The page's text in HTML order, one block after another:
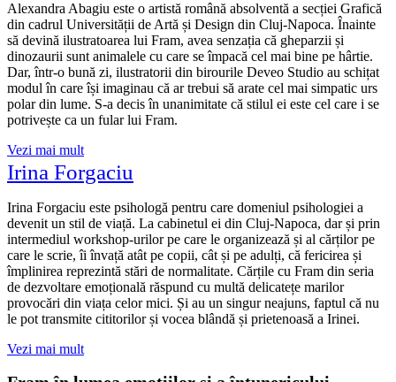
Alexandra Abagiu este o artistă română absolventă a secției Grafică
din cadrul Universității de Artă și Design din Cluj-Napoca. Înainte
să devină ilustratoarea lui Fram, avea senzația că gheparzii și
dinozaurii sunt animalele cu care se împacă cel mai bine pe hârtie.
Dar, într-o bună zi, ilustratorii din birourile Deveo Studio au schițat
modul în care își imaginau că ar trebui să arate cel mai simpatic urs
polar din lume. S-a decis în unanimitate că stilul ei este cel care i se
potrivește ca un fular lui Fram.
Vezi mai mult
Irina Forgaciu
Irina Forgaciu este psihologă pentru care domeniul psihologiei a
devenit un stil de viață. La cabinetul ei din Cluj-Napoca, dar și prin
intermediul workshop-urilor pe care le organizează și al cărților pe
care le scrie, îi învață atât pe copii, cât și pe adulți, că fericirea și
împlinirea reprezintă stări de normalitate. Cărțile cu Fram din seria
de dezvoltare emoțională răspund cu multă delicatețe marilor
provocări din viața celor mici. Și au un singur neajuns, faptul că nu
le pot transmite cititorilor și vocea blândă și prietenoasă a Irinei.
Vezi mai mult